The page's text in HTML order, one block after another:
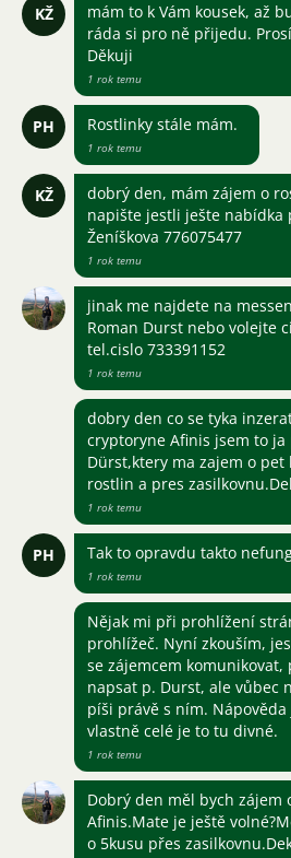
KŽ
mám to k Vám kousek, až
ráda si pro ně přijedu.
Děkuji
1 rok temu
PH Rostlinky stále mám.
1 rok temu
KŽ
dobrý den, mám zájem o
napište jestli ješte nabídka
Ženíškova 776075477
1 rok temu
jinak me najdete na
Roman Durst nebo volejte
tel.cislo 733391152
1 rok temu
dobry den co se tyka
cryptoryne Afinis jsem to ja
Dürst,ktery ma zajem o pet
rostlin a pres
1 rok temu
PH Tak to opravdu takto
1 rok temu
Nějak mi při prohlížení
prohlížeč. Nyní zkouším,
se zájemcem komunikovat,
napsat p. Durst, ale vůbec
píši právě s ním. Nápověda
vlastně celé je to tu divné.
1 rok temu
Dobrý den měl bych zájem
Afinis.Mate je ještě
o 5kusu přes